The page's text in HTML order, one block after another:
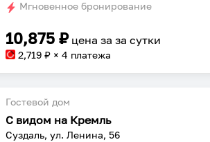
Мгновенное бронирование
10,875 ₽ цена заза сутки
2,719 ₽ × 4 платежа
Гостевой дом
С видом на Кремль
Суздаль, ул. Ленина, 56